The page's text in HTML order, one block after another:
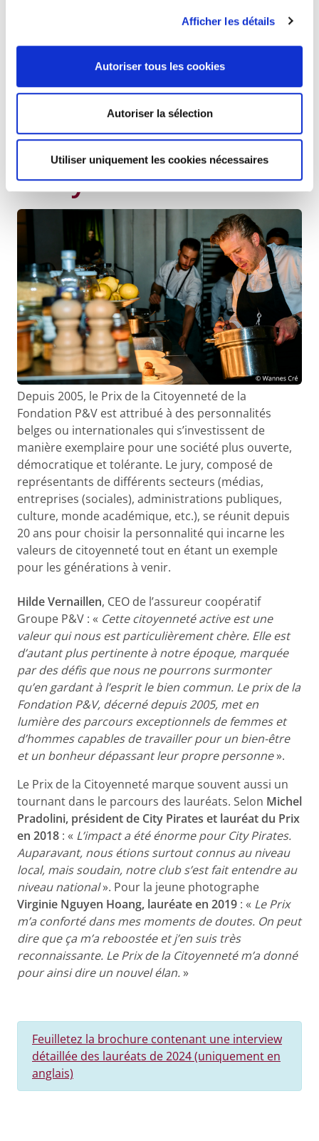
Afficher les détails
Autoriser tous les cookies
Autoriser la sélection
Utiliser uniquement les cookies nécessaires
– jeunes réfugiés, jeunes en décrochage, nouveaux
chefs ou personnel de salle. En outre, les lauréats
recevront une gravure de l'artiste Philip Aguirre y
20 ans du Prix de la
Citoyenneté
Depuis 2005, le Prix de la Citoyenneté de la
Fondation P&V est attribué à des personnalités
belges ou internationales qui s’investissent de
manière exemplaire pour une société plus ouverte,
démocratique et tolérante. Le jury, composé de
représentants de différents secteurs (médias,
entreprises (sociales), administrations publiques,
culture, monde académique, etc.), se réunit depuis
20 ans pour choisir la personnalité qui incarne les
valeurs de citoyenneté tout en étant un exemple
pour les générations à venir.
Hilde Vernaillen, CEO de l’assureur coopératif
Groupe P&V : « Cette citoyenneté active est une
valeur qui nous est particulièrement chère. Elle est
d’autant plus pertinente à notre époque, marquée
par des défis que nous ne pourrons surmonter
qu’en gardant à l’esprit le bien commun. Le prix de la
Fondation P&V, décerné depuis 2005, met en
lumière des parcours exceptionnels de femmes et
d’hommes capables de travailler pour un bien-être
et un bonheur dépassant leur propre personne».
Le Prix de la Citoyenneté marque souvent aussi un
tournant dans le parcours des lauréats. Selon Michel
Pradolini, président de City Pirates et lauréat du Prix
en 2018 : « L’impact a été énorme pour City Pirates.
Auparavant, nous étions surtout connus au niveau
local, mais soudain, notre club s’est fait entendre au
niveau national». Pour la jeune photographe
Virginie Nguyen Hoang, lauréate en 2019 : « Le Prix
m’a conforté dans mes moments de doutes. On peut
dire que ça m’a reboostée et j’en suis très
reconnaissante. Le Prix de la Citoyenneté m’a donné
pour ainsi dire un nouvel élan.»
Feuilletez la brochure contenant une interview
détaillée des lauréats de 2024 (uniquement en
anglais)